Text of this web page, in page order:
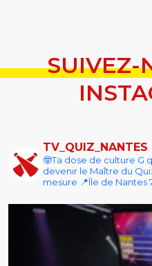
SUIVEZ-
TV_QUIZ_NANTES
🤓Ta dose de culture G
devenir le Maître du
mesure 📍Île de Nantes